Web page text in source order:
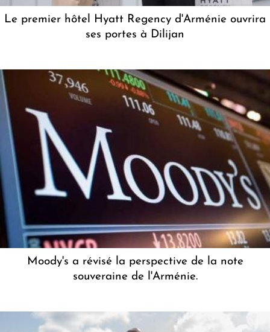
Le premier hôtel Hyatt Regency d'Arménie ouvrira
ses portes à Dilijan
Moody's a révisé la perspective de la note
souveraine de l'Arménie.